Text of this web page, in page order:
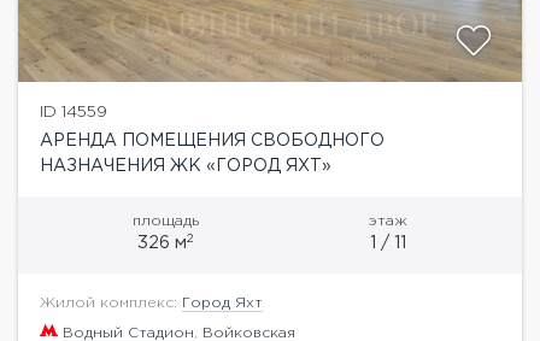
ID 14559
АРЕНДА ПОМЕЩЕНИЯ СВОБОДНОГО
НАЗНАЧЕНИЯ ЖК «ГОРОД ЯХТ»
площадь
326 м2
этаж
1 / 11
Жилой комплекс: Город Яхт
Водный Стадион Войковская